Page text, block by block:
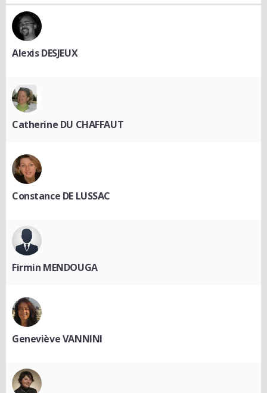
Alexis DESJEUX
Catherine DU CHAFFAUT
Constance DE LUSSAC
Firmin MENDOUGA
Geneviève VANNINI